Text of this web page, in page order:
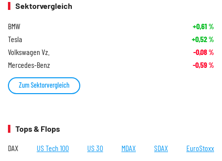
Sektorvergleich
BMW +0,61 %
Tesla +0,52%
Volkswagen Vz. -0,08%
Mercedes-Benz -0,59%
Zum Sektorvergleich
Tops & Flops
DAX US Tech 100 US 30 MDAX SDAX EuroStoxx